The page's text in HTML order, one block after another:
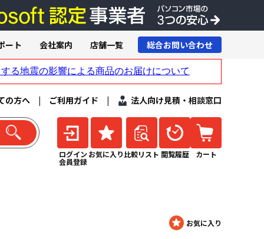
の方へ | ご利用ガイド | 法人向け見積・相談窓口
ログイン
会員登録
お気に入り 比較リスト 閲覧履歴 カート
ート 会社案内 店舗一覧 総合お問い合わせ